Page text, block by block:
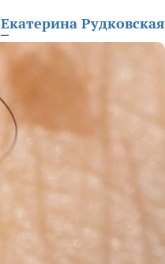
Екатерина Рудковская